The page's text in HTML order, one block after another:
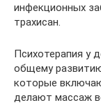
инфекционных
трахисан.
Психотерапия у
общему
которые
делают массаж